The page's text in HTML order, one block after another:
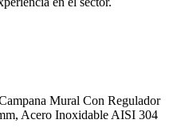
Mural Con Regulador
Acero Inoxidable AISI 304